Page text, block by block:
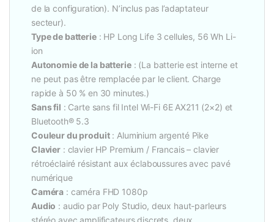
de la configuration). N’inclus pas l’adaptateur
secteur).
Type de batterie: HP Long Life 3 cellules, 56 Wh Li-
ion
Autonomie de la batterie: (La batterie est interne et
ne peut pas être remplacée par le client. Charge
rapide à 50 % en 30 minutes.)
Sans fil : Carte sans fil Intel Wi-Fi 6E AX211 (2×2) et
Bluetooth® 5.3
Couleur du produit: Aluminium argenté Pike
Clavier : clavier HP Premium / Francais – clavier
rétroéclairé résistant aux éclaboussures avec pavé
numérique
Caméra : caméra FHD 1080p
Audio : audio par Poly Studio, deux haut-parleurs
stéréo avec amplificateurs discrets, deux